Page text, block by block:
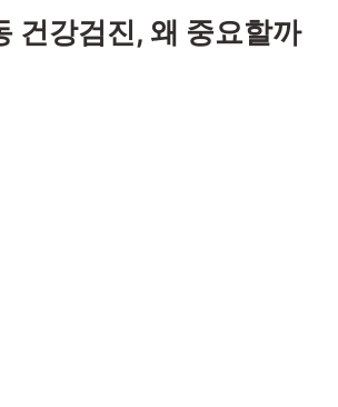
건강검진, 왜 중요할까